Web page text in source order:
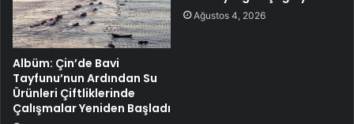
Albüm: Çin’de Bavi
Tayfunu’nun Ardından Su
Ürünleri Çiftliklerinde
Çalışmalar Yeniden Başladı
Ağustos 4, 2026